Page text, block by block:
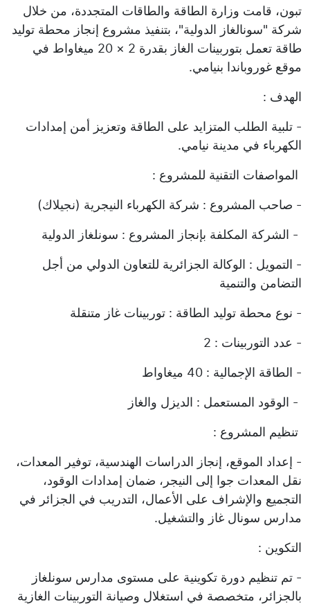
تبون، قامت وزارة الطاقة والطاقات المتجددة، من خلال
شركة "سونالغاز الدولية"، بتنفيذ مشروع إنجاز محطة توليد
طاقة تعمل بتوربينات الغاز بقدرة 2 × 20 ميغاواط في
موقع غوروباندا بنيامي.
الهدف :
- تلبية الطلب المتزايد على الطاقة وتعزيز أمن إمدادات
الكهرباء في مدينة نيامي.
المواصفات التقنية للمشروع :
- صاحب المشروع : شركة الكهرباء النيجرية (نجيلاك)
- الشركة المكلفة بإنجاز المشروع : سونلغاز الدولية
- التمويل : الوكالة الجزائرية للتعاون الدولي من أجل
التضامن والتنمية
- نوع محطة توليد الطاقة : توربينات غاز متنقلة
- عدد التوربينات : 2
- الطاقة الإجمالية : 40 ميغاواط
- الوقود المستعمل : الديزل والغاز
تنظيم المشروع :
- إعداد الموقع، إنجاز الدراسات الهندسية، توفير المعدات،
نقل المعدات جوا إلى النيجر، ضمان إمدادات الوقود،
التجميع والإشراف على الأعمال، التدريب في الجزائر في
مدارس سونال غاز والتشغيل.
التكوين :
- تم تنظيم دورة تكوينية على مستوى مدارس سونلغاز
بالجزائر، متخصصة في استغلال وصيانة التوربينات الغازية